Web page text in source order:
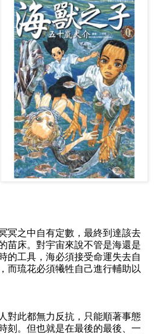
冥之中自有定數，最終到達該去
苗床。對宇宙來說不管是海還是
的工具，海必須接受命運失去自
而琉花必須犧牲自己進行輔助以
對此都無力反抗，只能順著事態
刻。但也就是在最後的最後、一